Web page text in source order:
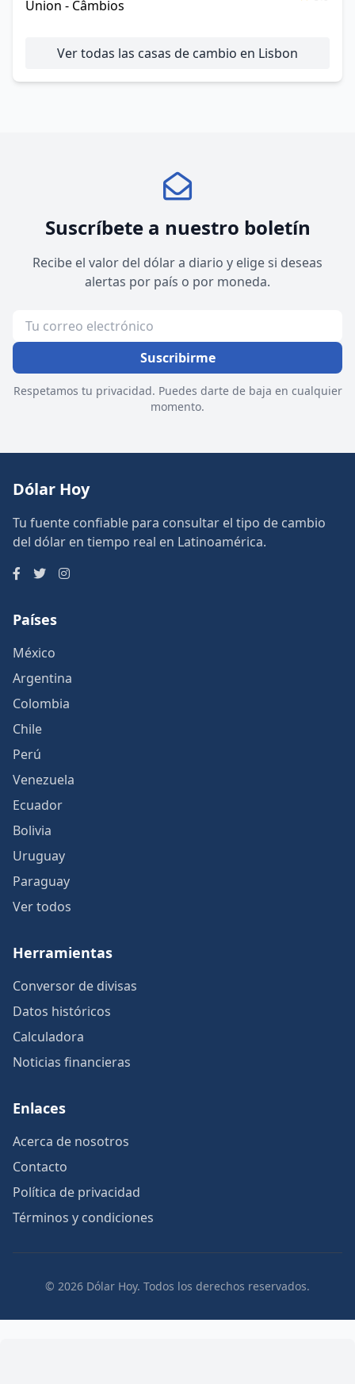
Union - Câmbios
Ver todas las casas de cambio en Lisbon
Suscríbete a nuestro boletín
Recibe el valor del dólar a diario y elige si deseas
alertas por país o por moneda.
Suscribirme
Respetamos tu privacidad. Puedes darte de baja en cualquier
momento.
Dólar Hoy
Tu fuente confiable para consultar el tipo de cambio
del dólar en tiempo real en Latinoamérica.
Países
México
Argentina
Colombia
Chile
Perú
Venezuela
Ecuador
Bolivia
Uruguay
Paraguay
Ver todos
Herramientas
Conversor de divisas
Datos históricos
Calculadora
Noticias financieras
Enlaces
Acerca de nosotros
Contacto
Política de privacidad
Términos y condiciones
© 2026 Dólar Hoy. Todos los derechos reservados.